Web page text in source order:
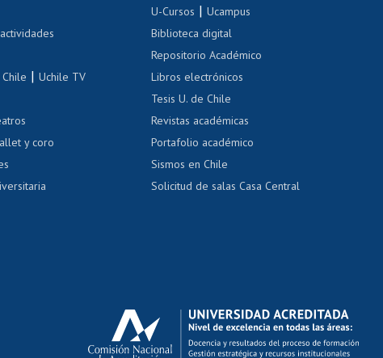
de renta
de renta
de correo uchile
Cursos de español
sexual y violencia
|Uchile TV
y coro
U-Cursos |Ucampus
Biblioteca digital
Repositorio Académico
Libros electrónicos
Tesis U. de Chile
Revistas académicas
Portafolio académico
Sismos en Chile
Solicitud de salas Casa Central